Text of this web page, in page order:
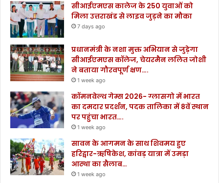
सीआईएमएस कालेज के 250 युवाओं को
मिला उत्तराखंड से लाइव जुड़ने का मौका
7 days ago
प्रधानमंत्री के नशा मुक्त अभियान से जुड़ेगा
सीआईएमएस कॉलेज, चेयरमैन ललित जोशी
ने बताया गौरवपूर्ण क्षण….
1 week ago
कॉमनवेल्थ गेम्स 2026- ग्लासगो में भारत
का दमदार प्रदर्शन, पदक तालिका में 8वें स्थान
पर पहुंचा भारत….
1 week ago
सावन के आगमन के साथ शिवमय हुए
हरिद्वार-ऋषिकेश, कांवड़ यात्रा में उमड़ा
आस्था का सैलाब…
1 week ago